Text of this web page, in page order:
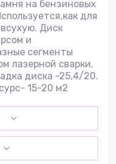
на бензиновых
для
Диск
и
сегменты
лазерной сварки.
диска -25,4/20.
15-20 м2